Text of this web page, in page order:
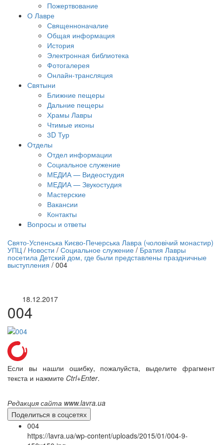
Пожертвование
О Лавре
Священноначалие
Общая информация
История
Электронная библиотека
Фотогалерея
Онлайн-трансляция
Святыни
Ближние пещеры
Дальние пещеры
Храмы Лавры
Чтимые иконы
3D Тур
Отделы
Отдел информации
Социальное служение
МЕДИА — Видеостудия
МЕДИА — Звукостудия
Мастерские
Вакансии
Контакты
Вопросы и ответы
трансляция | 12 сентября
трансляции
Свято-Успенська Києво-Печерська Лавра (чоловічий монастир)
УПЦ / Новости / Социальное служение/ Братия Лавры
посетила Детский дом, где были представлены праздничные
выступления / 004
18.12.2017
004
Если вы нашли ошибку, пожалуйста, выделите фрагмент
текста и нажмите Ctrl+Enter.
Редакция сайта www.lavra.ua
Поделиться в соцсетях
004
https://lavra.ua/wp-content/uploads/2015/01/004-9-